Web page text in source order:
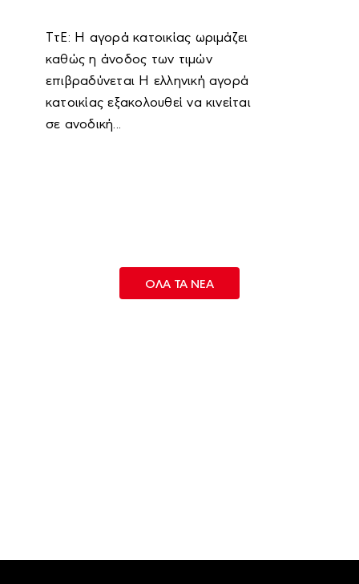
ΤτΕ: Η αγορά κατοικίας ωριμάζει
καθώς η άνοδος των τιμών
επιβραδύνεται Η ελληνική αγορά
κατοικίας εξακολουθεί να κινείται
σε ανοδική...
OΛΑ ΤΑ ΝΕΑ